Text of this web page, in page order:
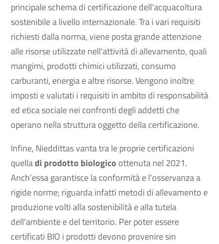
principale schema di certificazione dell'acquacoltura
sostenibile a livello internazionale. Tra i vari requisiti
richiesti dalla norma, viene posta grande attenzione
alle risorse utilizzate nell'attività di allevamento, quali
mangimi, prodotti chimici utilizzati, consumo
carburanti, energia e altre risorse. Vengono inoltre
imposti e valutati i requisiti in ambito di responsabilità
ed etica sociale nei confronti degli addetti che
operano nella struttura oggetto della certificazione.
Infine, Nieddittas vanta tra le proprie certificazioni
quelladi prodotto biologico ottenuta nel 2021.
Anch’essa garantisce la conformità e l’osservanza a
rigide norme; riguarda infatti metodi di allevamento e
produzione volti alla sostenibilità e alla tutela
dell'ambiente e del territorio. Per poter essere
certificati BIO i prodotti devono provenire sin